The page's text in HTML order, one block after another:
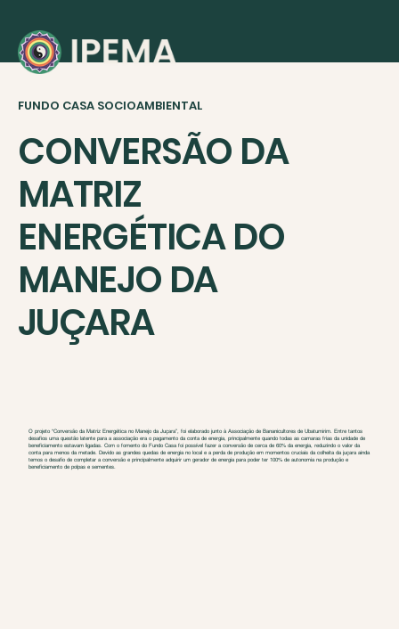
FUNDO CASA SOCIOAMBIENTAL
CONVERSÃO DA
MATRIZ
ENERGÉTICA DO
MANEJO DA
JUÇARA
O projeto “Conversão da Matriz Energética no Manejo da Juçara”, foi elaborado junto à Associação de Bananicultores de Ubatumirim. Entre tantos
desafios uma questão latente para a associação era o pagamento da conta de energia, principalmente quando todas as camaras frias da unidade de
beneficiamento estavam ligadas. Com o fomento do Fundo Casa foi possível fazer a conversão de cerca de 60% da energia, reduzindo o valor da
conta para menos da metade. Devido as grandes quedas de energia no local e a perda de produção em momentos cruciais da colheita da juçara ainda
temos o desafio de completar a conversão e principalmente adquirir um gerador de energia para poder ter 100% de autonomia na produção e
beneficiamento de polpas e sementes.